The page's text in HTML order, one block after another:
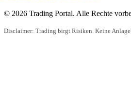
© 2026 Trading Portal. Alle Rechte
Disclaimer: Trading birgt Risiken. Keine